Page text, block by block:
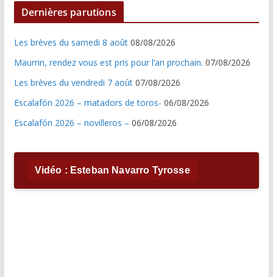
Dernières parutions
Les brèves du samedi 8 août 08/08/2026
Maurrin, rendez vous est pris pour l’an prochain. 07/08/2026
Les brèves du vendredi 7 août 07/08/2026
Escalafón 2026 – matadors de toros- 06/08/2026
Escalafón 2026 – novilleros – 06/08/2026
Vidéo : Esteban Navarro Tyrosse